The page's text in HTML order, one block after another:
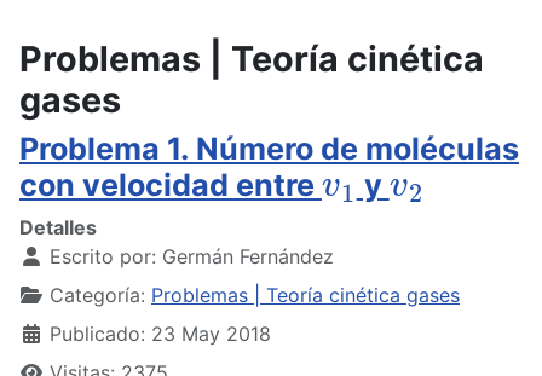
Problemas | Teoría cinética
gases
Problema 1. Número de moléculas
con velocidad entre
v1
y
v2
Detalles
Escrito por: Germán Fernández
Categoría: Problemas | Teoría cinética gases
Publicado: 23 May 2018